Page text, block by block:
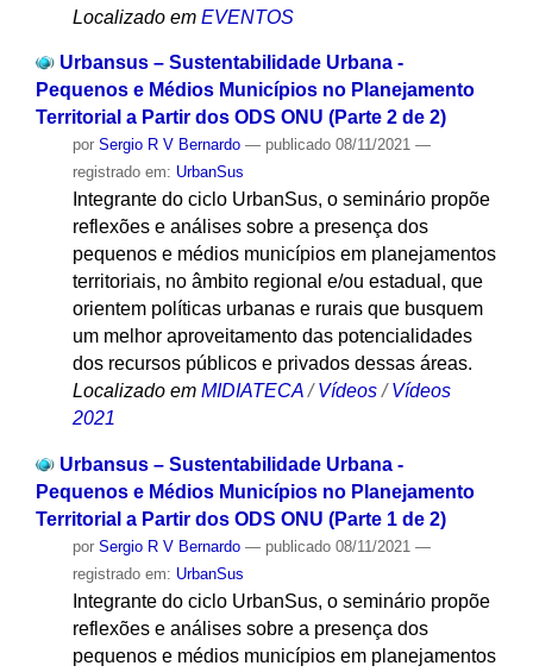
Localizado em EVENTOS
Urbansus – Sustentabilidade Urbana -
Pequenos e Médios Municípios no Planejamento
Territorial a Partir dos ODS ONU (Parte 2 de 2)
por Sergio R V Bernardo — publicado08/11/2021 —
registrado em: UrbanSus
Integrante do ciclo UrbanSus, o seminário propõe
reflexões e análises sobre a presença dos
pequenos e médios municípios em planejamentos
territoriais, no âmbito regional e/ou estadual, que
orientem políticas urbanas e rurais que busquem
um melhor aproveitamento das potencialidades
dos recursos públicos e privados dessas áreas.
Localizado em MIDIATECA / Vídeos / Vídeos
2021
Urbansus – Sustentabilidade Urbana -
Pequenos e Médios Municípios no Planejamento
Territorial a Partir dos ODS ONU (Parte 1 de 2)
por Sergio R V Bernardo — publicado08/11/2021 —
registrado em: UrbanSus
Integrante do ciclo UrbanSus, o seminário propõe
reflexões e análises sobre a presença dos
pequenos e médios municípios em planejamentos